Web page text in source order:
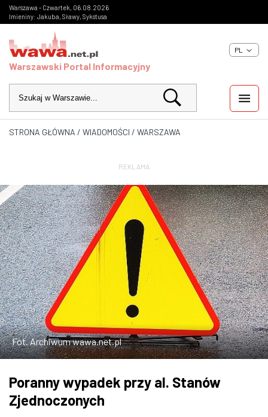
Warszawa - Czwartek, 06.08.2026
Imieniny: Jakuba, Sławy, Sykstusa
Warszawski Portal Informacyjny
PL
WIADOMOŚCI
IMPREZY
KULTURA
ZDJĘCIA
W WARSZAWIE
MARKETPLACE
STRONA GŁÓWNA / WIADOMOŚCI / WARSZAWA
REKLAMA
Fot. Archiwum wawa.net.pl
Poranny wypadek przy al. Stanów
Zjednoczonych